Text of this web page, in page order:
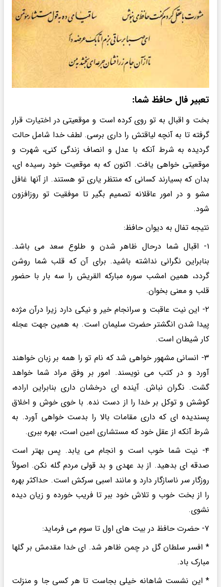
تعبیر فال حافظ شما:
بخت و اقبال به تو روی کرده است و موقعیتی در اختیارت قرار
گرفته تا به آنچه لیاقتش را داری برسی. لطف خدا شامل حالت
گردیده به شرط آنکه با عدل و انصاف زندگی کنی، شهرت و
موقعیتی خواهی یافت. اکنون که به موقعیت خود رسیده ای،
بدان که بسیارند کسانی که منتظر یاری تو هستند. از آنها غافل
مشو و در امور عاقلانه تصمیم بگیر تا موفقیت تو روزافزون
شود.
نتیجه تفال به دیوان حافظ:
۱- اقبال شما درحال ظاهر شدن و طلوع سعد می باشد.
بنابراین نگرانی نداشته باشید. برای آن که قلب شما روشن
گردد، همین امشب سوره مبارکه القریش را سه بار با حضور
قلب و معنی بخوان.
۲- این نیت عاقبت و سرانجام خیر و نیکی دارد زیرا درآن مژده
پیدا شدن انگشتر حضرت سلیمان است. به همین جهت عجله
کار شیطان است.
۳- انسانی مشهور خواهی شد که نام تو را همه بر زبان خواهند
آورد و در کتب می نویسند. امور بر وفق مراد شما خواهد
گشت. نگران نباش. آینده ای درخشان داری بنابراین اراده،
کوشش و توکل بر خدا را از دست نده. با خوی خوش و اخلاق
پسندیده ای که داری مقامات بالا را بدست خواهی آورد. به
شرط آنکه از عقل خود که مستشاری امین است، بهره ببری.
۴- نیت شما خوب است و انجام می یابد. پس بهتر است
صدقه ای بدهید. از بد عهدی و بد قولی مردم گله نکن. اصولاً
روزگار سر ناسازگار دارد و مانند اسبی سرکش است. حداکثر بهره
را از بخت خوب و تلاش خود ببر تا فریب خورده و زیان دیده
نشوی.
۷- حضرت حافظ در بیت های اول تا سوم می فرماید:
* افسر سلطان گل در چمن ظاهر شد. ای خدا مقدمش بر گلها
مبارک باد.
* این نشست شاهانه خیلی بجاست تا هر کسی جا و منزلت